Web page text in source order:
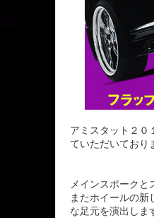
アミスタット２
ていただいており
メインスポークと
またホイールの新
な足元を演出しま